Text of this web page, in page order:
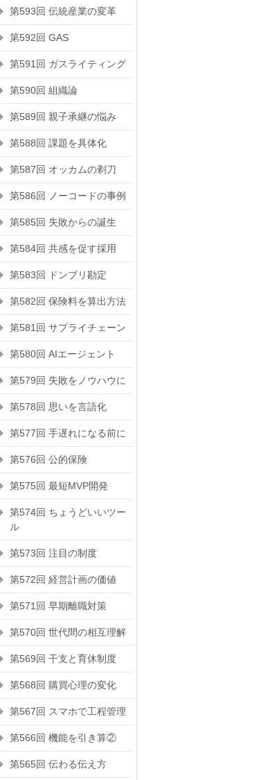
第593回 伝統産業の変革
第592回 GAS
第591回 ガスライティング
第590回 組織論
第589回 親子承継の悩み
第588回 課題を具体化
第587回 オッカムの剃刀
第586回 ノーコードの事例
第585回 失敗からの誕生
第584回 共感を促す採用
第583回 ドンブリ勘定
第582回 保険料を算出方法
第581回 サプライチェーン
第580回 AIエージェント
第579回 失敗をノウハウに
第578回 思いを言語化
第577回 手遅れになる前に
第576回 公的保険
第575回 最短MVP開発
第574回 ちょうどいいツー
ル
第573回 注目の制度
第572回 経営計画の価値
第571回 早期離職対策
第570回 世代間の相互理解
第569回 干支と育休制度
第568回 購買心理の変化
第567回 スマホで工程管理
第566回 機能を引き算②
第565回 伝わる伝え方